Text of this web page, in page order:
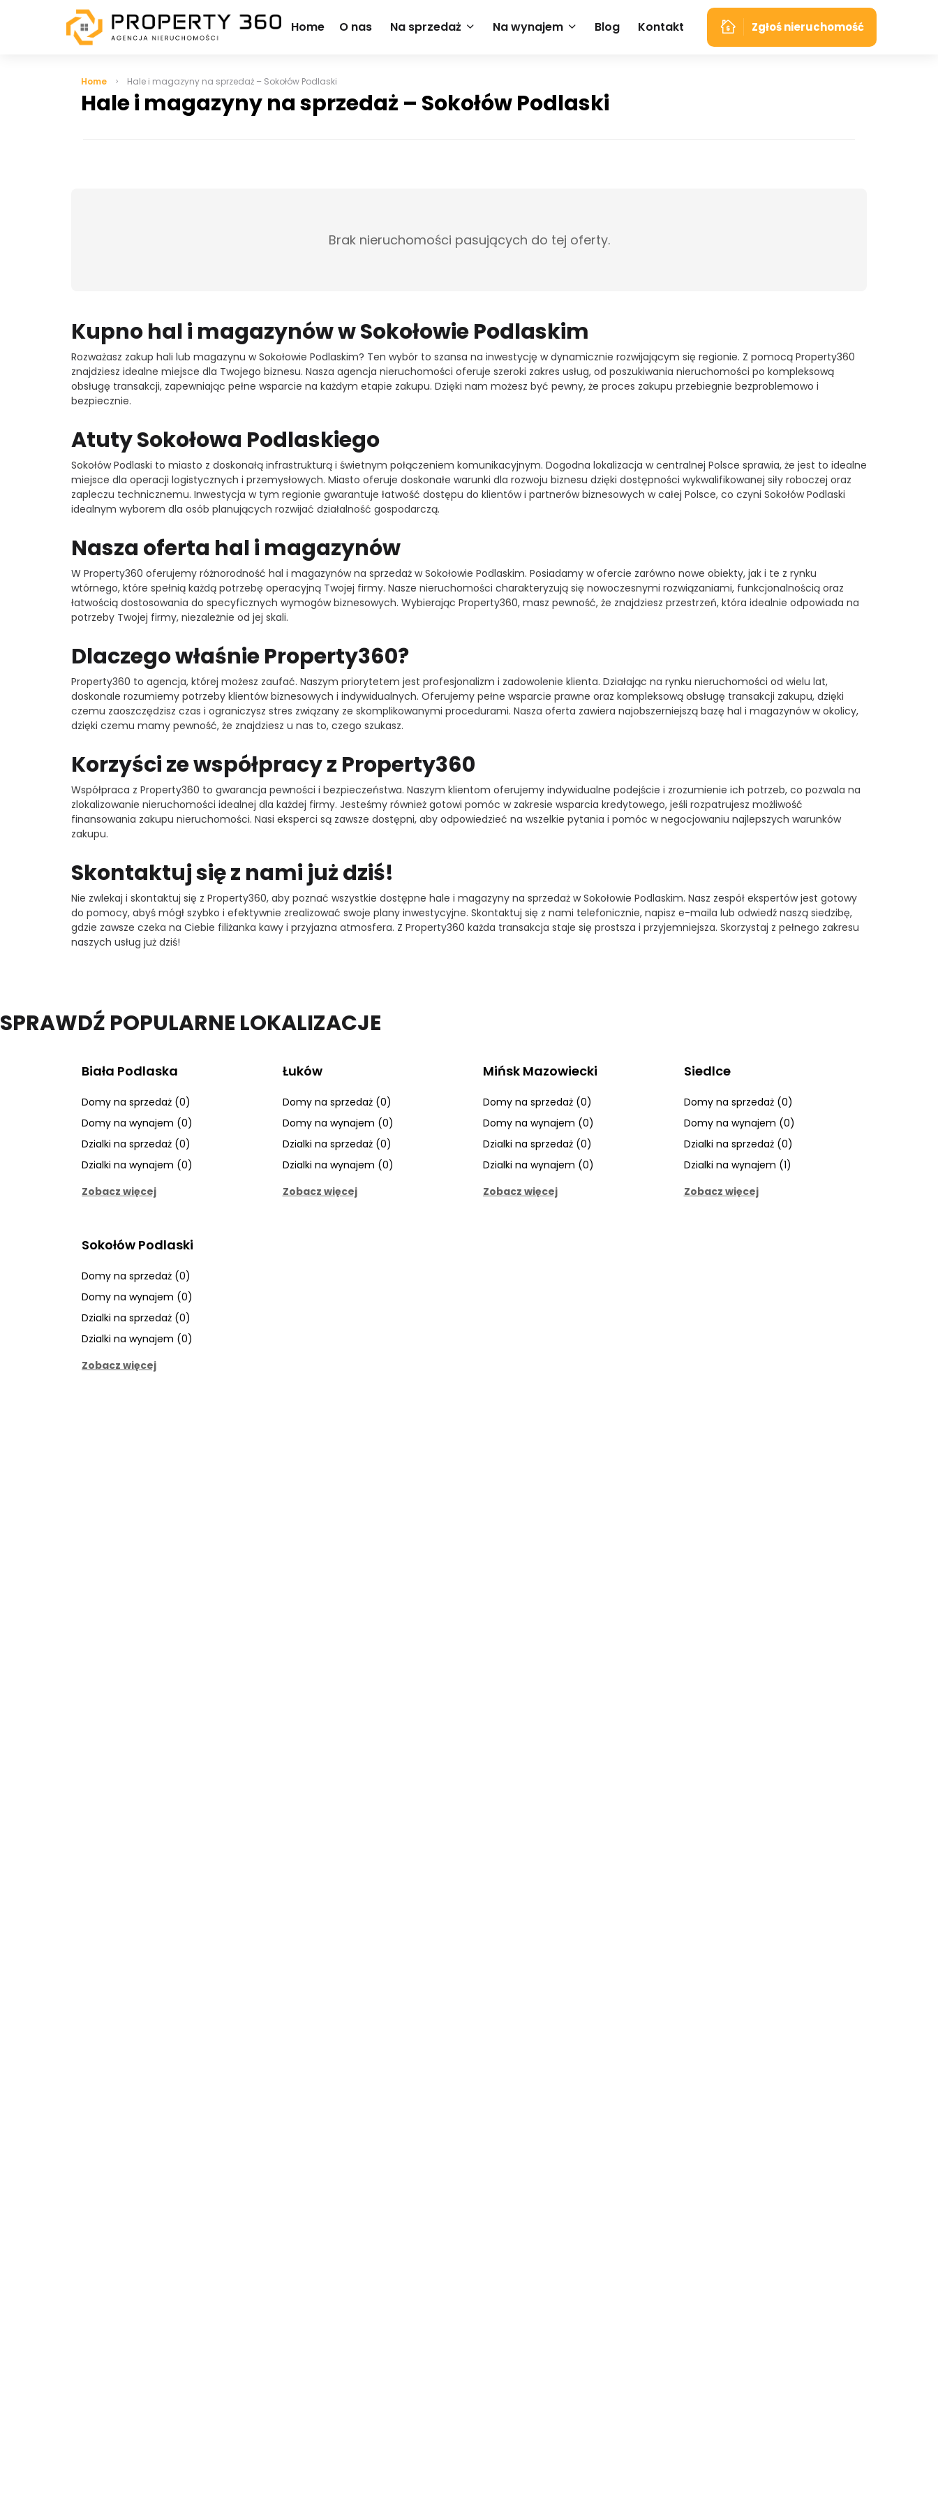
Home O nas Na sprzedaż Na wynajem Blog Kontakt Zgłoś nieruchomość
Home Hale i magazyny na sprzedaż – Sokołów Podlaski
Hale i magazyny na sprzedaż – Sokołów Podlaski
Brak nieruchomości pasujących do tej oferty.
Kupno hal i magazynów w Sokołowie Podlaskim
Rozważasz zakup hali lub magazynu w Sokołowie Podlaskim? Ten wybór to szansa na inwestycję w dynamicznie rozwijającym się regionie. Z pomocą Property360
znajdziesz idealne miejsce dla Twojego biznesu. Nasza agencja nieruchomości oferuje szeroki zakres usług, od poszukiwania nieruchomości po kompleksową
obsługę transakcji, zapewniając pełne wsparcie na każdym etapie zakupu. Dzięki nam możesz być pewny, że proces zakupu przebiegnie bezproblemowo i
bezpiecznie.
Atuty Sokołowa Podlaskiego
Sokołów Podlaski to miasto z doskonałą infrastrukturą i świetnym połączeniem komunikacyjnym. Dogodna lokalizacja w centralnej Polsce sprawia, że jest to idealne
miejsce dla operacji logistycznych i przemysłowych. Miasto oferuje doskonałe warunki dla rozwoju biznesu dzięki dostępności wykwalifikowanej siły roboczej oraz
zapleczu technicznemu. Inwestycja w tym regionie gwarantuje łatwość dostępu do klientów i partnerów biznesowych w całej Polsce, co czyni Sokołów Podlaski
idealnym wyborem dla osób planujących rozwijać działalność gospodarczą.
Nasza oferta hal i magazynów
W Property360 oferujemy różnorodność hal i magazynów na sprzedaż w Sokołowie Podlaskim. Posiadamy w ofercie zarówno nowe obiekty, jak i te z rynku
wtórnego, które spełnią każdą potrzebę operacyjną Twojej firmy. Nasze nieruchomości charakteryzują się nowoczesnymi rozwiązaniami, funkcjonalnością oraz
łatwością dostosowania do specyficznych wymogów biznesowych. Wybierając Property360, masz pewność, że znajdziesz przestrzeń, która idealnie odpowiada na
potrzeby Twojej firmy, niezależnie od jej skali.
Dlaczego właśnie Property360?
Property360 to agencja, której możesz zaufać. Naszym priorytetem jest profesjonalizm i zadowolenie klienta. Działając na rynku nieruchomości od wielu lat,
doskonale rozumiemy potrzeby klientów biznesowych i indywidualnych. Oferujemy pełne wsparcie prawne oraz kompleksową obsługę transakcji zakupu, dzięki
czemu zaoszczędzisz czas i ograniczysz stres związany ze skomplikowanymi procedurami. Nasza oferta zawiera najobszerniejszą bazę hal i magazynów w okolicy,
dzięki czemu mamy pewność, że znajdziesz u nas to, czego szukasz.
Korzyści ze współpracy z Property360
Współpraca z Property360 to gwarancja pewności i bezpieczeństwa. Naszym klientom oferujemy indywidualne podejście i zrozumienie ich potrzeb, co pozwala na
zlokalizowanie nieruchomości idealnej dla każdej firmy. Jesteśmy również gotowi pomóc w zakresie wsparcia kredytowego, jeśli rozpatrujesz możliwość
finansowania zakupu nieruchomości. Nasi eksperci są zawsze dostępni, aby odpowiedzieć na wszelkie pytania i pomóc w negocjowaniu najlepszych warunków
zakupu.
Skontaktuj się z nami już dziś!
Nie zwlekaj i skontaktuj się z Property360, aby poznać wszystkie dostępne hale i magazyny na sprzedaż w Sokołowie Podlaskim. Nasz zespół ekspertów jest gotowy
do pomocy, abyś mógł szybko i efektywnie zrealizować swoje plany inwestycyjne. Skontaktuj się z nami telefonicznie, napisz e-maila lub odwiedź naszą siedzibę,
gdzie zawsze czeka na Ciebie filiżanka kawy i przyjazna atmosfera. Z Property360 każda transakcja staje się prostsza i przyjemniejsza. Skorzystaj z pełnego zakresu
naszych usług już dziś!
SPRAWDŹ POPULARNE LOKALIZACJE
Biała Podlaska
Domy na sprzedaż (0)
Domy na wynajem (0)
Dzialki na sprzedaż (0)
Dzialki na wynajem (0)
Zobacz więcej
Łuków
Domy na sprzedaż (0)
Domy na wynajem (0)
Dzialki na sprzedaż (0)
Dzialki na wynajem (0)
Zobacz więcej
Mińsk Mazowiecki
Domy na sprzedaż (0)
Domy na wynajem (0)
Dzialki na sprzedaż (0)
Dzialki na wynajem (0)
Zobacz więcej
Siedlce
Domy na sprzedaż (0)
Domy na wynajem (0)
Dzialki na sprzedaż (0)
Dzialki na wynajem (1)
Zobacz więcej
Sokołów Podlaski
Domy na sprzedaż (0)
Domy na wynajem (0)
Dzialki na sprzedaż (0)
Dzialki na wynajem (0)
Zobacz więcej